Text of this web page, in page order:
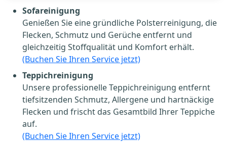
Sofareinigung
Genießen Sie eine gründliche Polsterreinigung, die
Flecken, Schmutz und Gerüche entfernt und
gleichzeitig Stoffqualität und Komfort erhält.
(Buchen Sie Ihren Service jetzt)
Teppichreinigung
Unsere professionelle Teppichreinigung entfernt
tiefsitzenden Schmutz, Allergene und hartnäckige
Flecken und frischt das Gesamtbild Ihrer Teppiche
auf.
(Buchen Sie Ihren Service jetzt)